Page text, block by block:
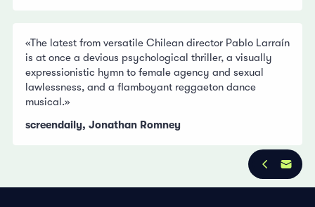
«The latest from versatile Chilean director Pablo Larraín
is at once a devious psychological thriller, a visually
expressionistic hymn to female agency and sexual
lawlessness, and a flamboyant reggaeton dance
musical.»
screendaily, Jonathan Romney